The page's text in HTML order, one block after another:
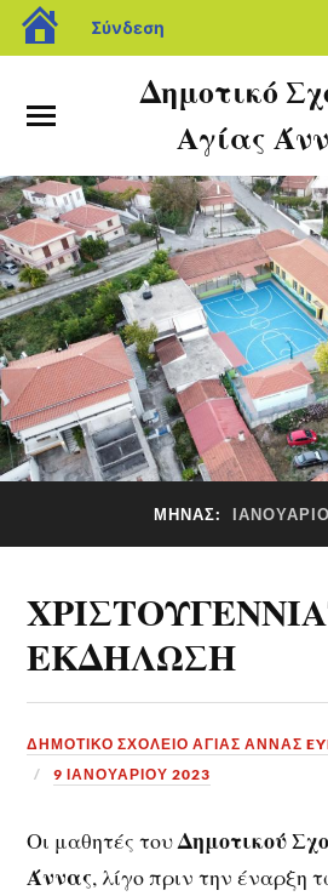
Σύνδεση
Δημοτικό
Αγίας
ΜΉΝΑΣ:
ΕΚΔΗΛΩΣΗ
ΔΗΜΟΤΙΚΟ ΣΧΟΛΕΙΟ ΑΓΙΑΣ ΑΝΝΑΣ
9 ΙΑΝΟΥΑΡΊΟΥ 2023
Οι μαθητές τουΔημοτικού
Άννας, λίγο πριν την έναρξη